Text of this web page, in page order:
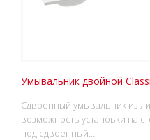
Умывальник двойной
Сдвоенный умывальник из
возможность установки на
под сдвоенный…